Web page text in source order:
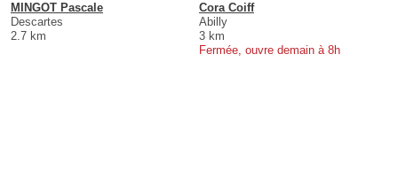
MINGOT Pascale
Descartes
2.7 km
Cora Coiff
Abilly
3 km
Fermée, ouvre demain à 8h